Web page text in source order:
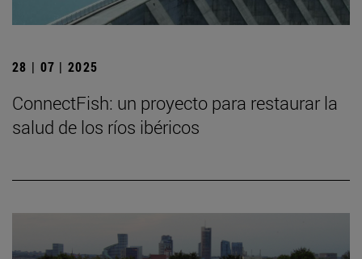
28 | 07 | 2025
ConnectFish: un proyecto para restaurar la
salud de los ríos ibéricos